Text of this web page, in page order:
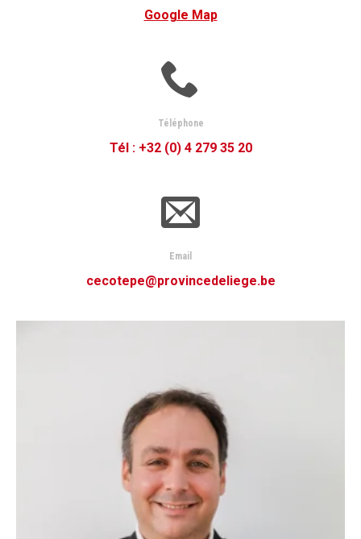
Google Map
Téléphone
Tél : +32 (0) 4 279 35 20
Email
cecotepe@provincedeliege.be